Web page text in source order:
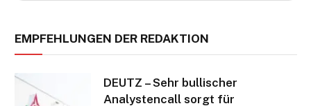
EMPFEHLUNGEN DER REDAKTION
DEUTZ – Sehr bullischer
Analystencall sorgt für